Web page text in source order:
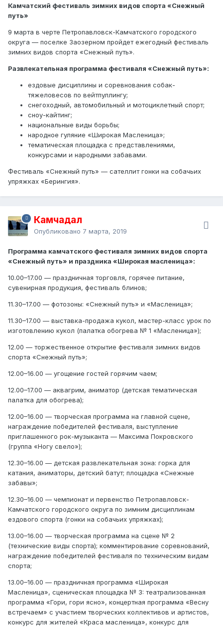
Камчатский фестиваль зимних видов спорта «Снежный
путь»
9 марта в черте Петропавловск-Камчатского городского
округа — поселке Заозерном пройдет ежегодный фестиваль
зимних видов спорта «Снежный путь».
Развлекательная программа фестиваля «Снежный путь»:
ездовые дисциплины и соревнования собак-
тяжеловесов по вейтпуллингу;
снегоходный, автомобильный и мотоциклетный спорт;
сноу-кайтинг;
национальные виды борьбы;
народное гуляние «Широкая Масленица»;
тематическая площадка с представлениями,
конкурсами и народными забавами.
Фестиваль «Снежный путь» — сателлит гонки на собачьих
упряжках «Берингия».
Камчадал
Опубликовано 7 марта, 2019
Программа камчатского фестиваля зимних видов спорта
«Снежный путь» и праздника «Широкая масленица»:
10.00–17.00 — праздничная торговля, горячее питание,
сувенирная продукция, фестиваль блинов;
11.30–17.00 — фотозоны: «Снежный путь» и «Масленица»;
11.30–17.00 — выставка-продажа кукол, мастер-класс урок по
изготовлению кукол (палатка обогрева № 1 «Масленица»);
12.00 — торжественное открытие фестиваля зимних видов
спорта «Снежный путь»;
12.00–16.00 — угощение гостей горячим чаем;
12.00–17.00 — аквагрим, аниматор (детская тематическая
палатка для обогрева);
12.00–16.00 — творческая программа на главной сцене,
награждение победителей фестиваля, выступление
приглашенного рок-музыканта — Максима Покровского
(группа «Ногу свело»);
12.30–16.00 — детская развлекательная зона: горка для
катания, аниматоры, детский батут; площадка «Снежные
забавы»;
12.30–16.00 — чемпионат и первенство Петропавловск-
Камчатского городского округа по зимним дисциплинам
ездового спорта (гонки на собачьих упряжках);
13.00–16.00 — творческая программа на сцене № 2
(технические виды спорта); комментирование соревнований,
награждение победителей фестиваля по техническим видам
спорта;
13.00–16.00 — праздничная программа «Широкая
Масленица», сценическая площадка № 3: театрализованная
программа «Гори, гори ясно», концертная программа «Весну
встречаем» с участием творческих коллективов и артистов,
конкурс для жителей «Краса масленица», конкурс для